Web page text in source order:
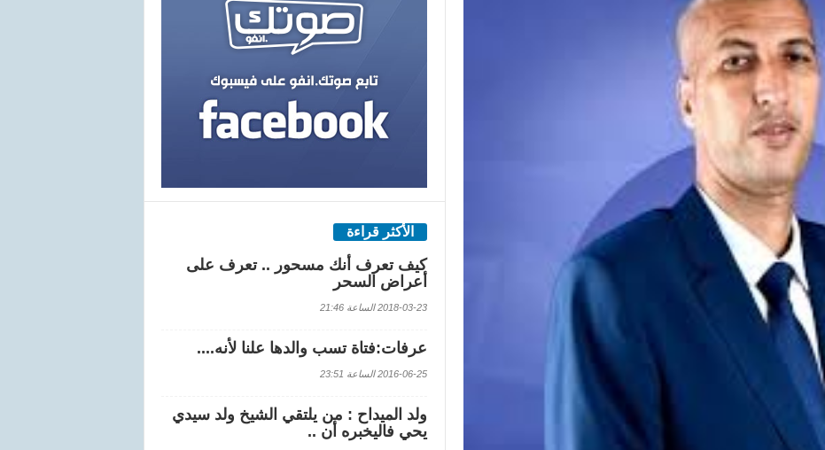
الأكثر قراءة
كيف تعرف أنك مسحور .. تعرف على
أعراض السحر
2018-03-23 الساعة 21:46
عرفات:فتاة تسب والدها علنا لأنه....
2016-06-25 الساعة 23:51
ولد الميداح : من يلتقي الشيخ ولد سيدي
يحي فاليخبره أن ..